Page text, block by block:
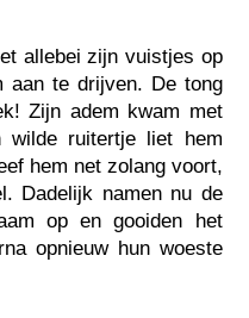
allebei zijn vuistjes op
aan te drijven. De tong
Zijn adem kwam met
wilde ruitertje liet hem
hem net zolang voort,
Dadelijk namen nu de
op en gooiden het
opnieuw hun woeste